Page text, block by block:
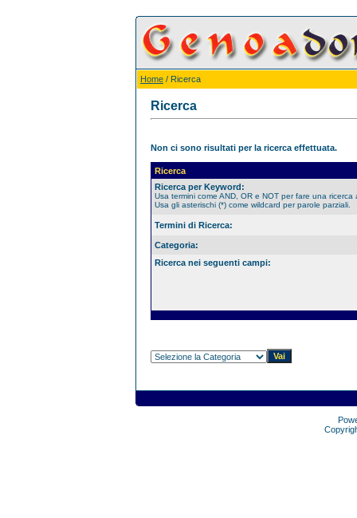
Home / Ricerca
Ricerca
Non ci sono risultati per la ricerca effettuata.
Ricerca
Ricerca per Keyword:
Usa termini come AND, OR e NOT per fare una ricerca
Usa gli asterischi (*) come wildcard per parole parziali.
Termini di Ricerca:
Categoria:
Ricerca nei seguenti campi: